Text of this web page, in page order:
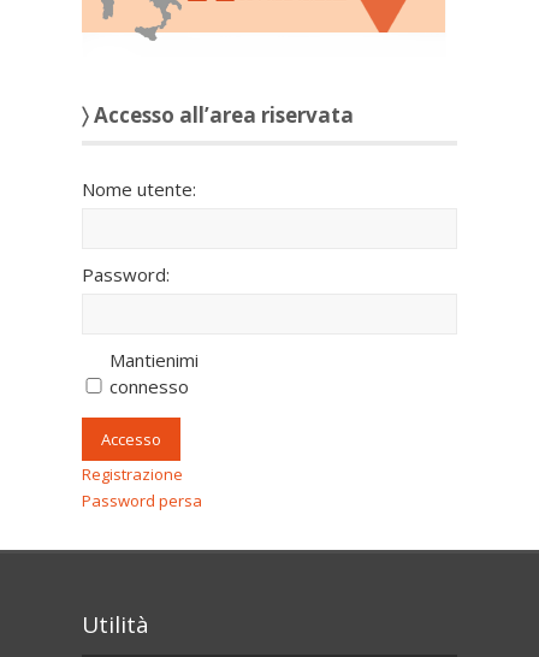
〉 Accesso all’area riservata
Nome utente:
Password:
Mantienimi
connesso
Accesso
Registrazione
Password persa
Utilità